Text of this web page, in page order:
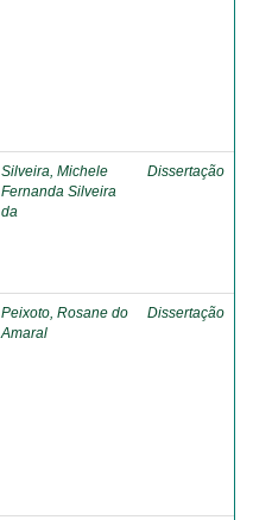
Silveira, Michele
Fernanda Silveira
da
Dissertação
Peixoto, Rosane do
Amaral
Dissertação